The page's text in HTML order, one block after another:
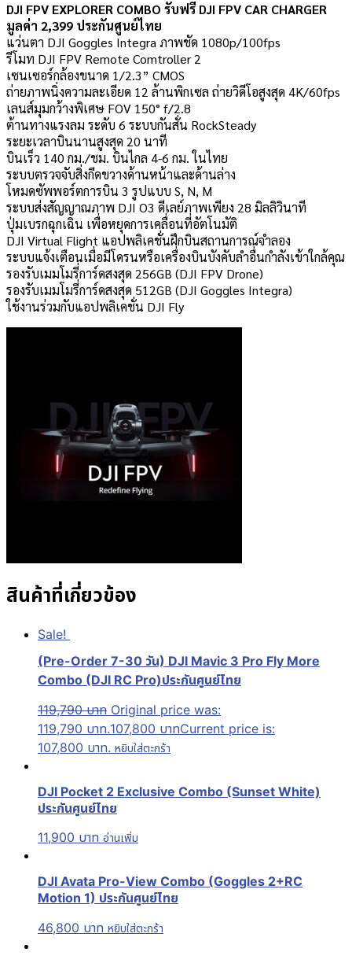
DJI FPV EXPLORER COMBO รับฟรี DJI FPV CAR CHARGER
มูลค่า 2,399 ประกันศูนย์ไทย
แว่นตา DJI Goggles Integra ภาพชัด 1080p/100fps
รีโมท DJI FPV Remote Comtroller 2
เซนเซอร์กล้องขนาด 1/2.3” CMOS
ถ่ายภาพนิ่งความละเอียด 12 ล้านพิกเซล ถ่ายวิดีโอสูงสุด 4K/60fps
เลนส์มุมกว้างพิเศษ FOV 150° f/2.8
ต้านทางแรงลม ระดับ 6 ระบบกันสั่น RockSteady
ระยะเวลาบินนานสูงสุด 20 นาที
บินเร็ว 140 กม./ชม. บินไกล 4-6 กม. ในไทย
ระบบตรวจจับสิ่งกีดขวางด้านหน้าและด้านล่าง
โหมดซัพพอร์ตการบิน 3 รูปแบบ S, N, M
ระบบส่งสัญญาณภาพ DJI O3 ดีเลย์ภาพเพียง 28 มิลลิวินาที
ปุ่มเบรกฉุกเฉิน เพื่อหยุดการเคลื่อนที่อัตโนมัติ
DJI Virtual Flight แอปพลิเคชั่นฝึกบินสถานการณ์จำลอง
ระบบแจ้งเตือนเมื่อมีโดรนหรือเครื่องบินบังคับลำอื่นกำลังเข้าใกล้คุณ
รองรับเมมโมรี่การ์ดสงสุด 256GB (DJI FPV Drone)
รองรับเมมโมรี่การ์ดสงสุด 512GB (DJI Goggles Integra)
ใช้งานร่วมกับแอปพลิเคชั่น DJI Fly
สินค้าที่เกี่ยวข้อง
Sale!
(Pre-Order 7-30 วัน) DJI Mavic 3 Pro Fly More
Combo (DJI RC Pro)ประกันศูนย์ไทย
119,790บาท Original price was:
119,790 บาท.107,800 บาทCurrent price is:
107,800 บาท. หยิบใส่ตะกร้า
DJI Pocket 2 Exclusive Combo (Sunset White)
ประกันศูนย์ไทย
11,900 บาท อ่านเพิ่ม
DJI Avata Pro-View Combo (Goggles 2+RC
Motion 1) ประกันศูนย์ไทย
46,800 บาท หยิบใส่ตะกร้า